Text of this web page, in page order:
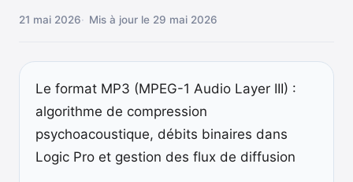
21 mai 2026 Mis à jour le 29 mai 2026
Le format MP3 (MPEG-1 Audio Layer III) :
algorithme de compression
psychoacoustique, débits binaires dans
Logic Pro et gestion des flux de diffusion